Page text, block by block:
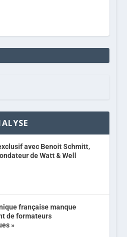
avec Benoit Schmitt,
de Watt & Well
française manque
de formateurs
»